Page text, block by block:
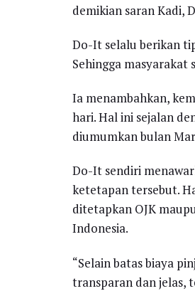
demikian saran Kadi,
Do-It selalu berikan
Sehingga
Ia menambahkan,
hari. Hal ini sejalan
diumumkan bulan
Do-It sendiri
ketetapan tersebut.
ditetapkan OJK
Indonesia.
“Selain batas biaya
transparan dan jelas,